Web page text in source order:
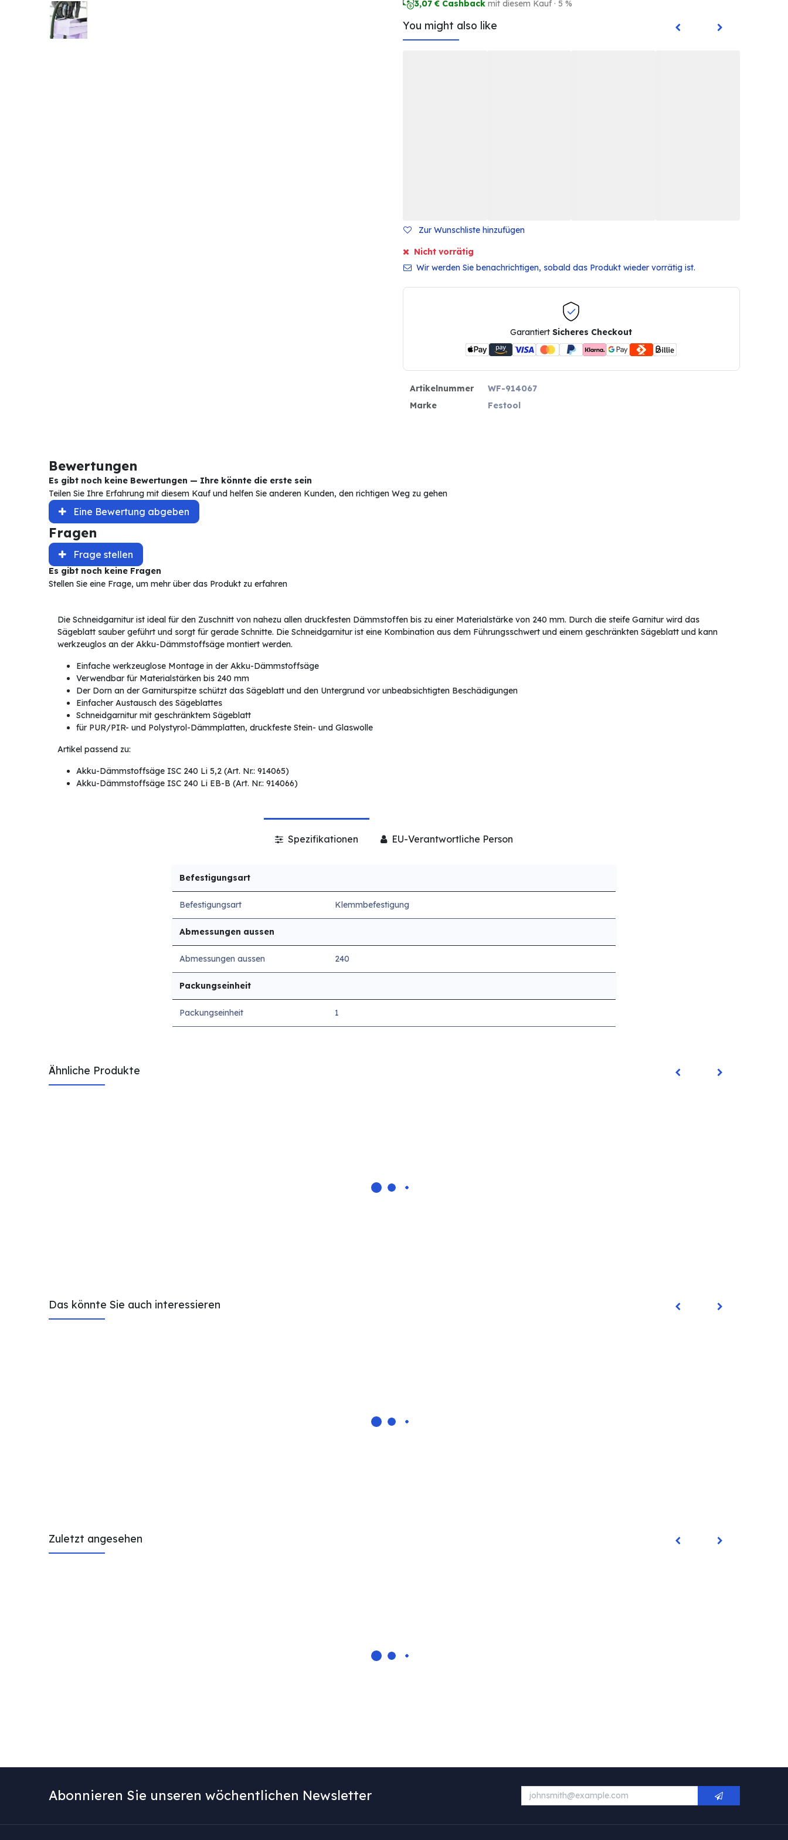
3,07 € Cashback mit diesem Kauf · 5 %
You might also like
Zur Wunschliste hinzufügen
Nicht vorrätig
Wir werden Sie benachrichtigen, sobald das Produkt wieder vorrätig ist.
GarantiertSicheres Checkout
Artikelnummer
WF-914067
Marke
Festool
Bewertungen
Es gibt noch keine Bewertungen — Ihre könnte die erste sein
Teilen Sie Ihre Erfahrung mit diesem Kauf und helfen Sie anderen Kunden, den richtigen Weg zu gehen
Eine Bewertung abgeben
Fragen
Frage stellen
Es gibt noch keine Fragen
Stellen Sie eine Frage, um mehr über das Produkt zu erfahren
Die Schneidgarnitur ist ideal für den Zuschnitt von nahezu allen druckfesten Dämmstoffen bis zu einer Materialstärke von 240 mm. Durch die steife Garnitur wird das
Sägeblatt sauber geführt und sorgt für gerade Schnitte. Die Schneidgarnitur ist eine Kombination aus dem Führungsschwert und einem geschränkten Sägeblatt und kann
werkzeuglos an der Akku-Dämmstoffsäge montiert werden.
Einfache werkzeuglose Montage in der Akku-Dämmstoffsäge
Verwendbar für Materialstärken bis 240 mm
Der Dorn an der Garniturspitze schützt das Sägeblatt und den Untergrund vor unbeabsichtigten Beschädigungen
Einfacher Austausch des Sägeblattes
Schneidgarnitur mit geschränktem Sägeblatt
für PUR/PIR- und Polystyrol-Dämmplatten, druckfeste Stein- und Glaswolle
Artikel passend zu:
Akku-Dämmstoffsäge ISC 240 Li 5,2 (Art. Nr.: 914065)
Akku-Dämmstoffsäge ISC 240 Li EB-B (Art. Nr.: 914066)
Spezifikationen EU-Verantwortliche Person
Befestigungsart
Befestigungsart Klemmbefestigung
Abmessungen aussen
Abmessungen aussen 240
Packungseinheit
Packungseinheit 1
Ähnliche Produkte
Das könnte Sie auch interessieren
Zuletzt angesehen
Abonnieren Sie unseren wöchentlichen Newsletter